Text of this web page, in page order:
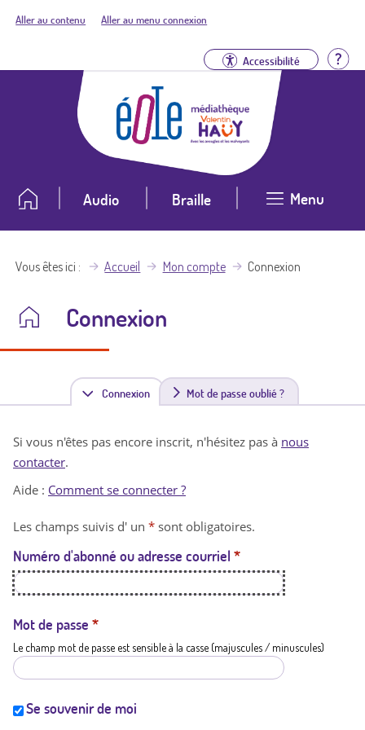
Aller au contenu Aller au menu connexion
Accessibilité
Audio Braille Menu
Vous êtes ici Accueil Mon compte Connexion
Connexion
Connexion(
n
t
a
t
i
Mot de passe oublié ?
Si vous n'êtes pas encore inscrit, n'hésitez pas à nous
contacter.
Aide : Comment se connecter ?
Les champs suivis d' un * sont obligatoires.
Numéro d'abonné ou adresse courriel *
Mot de passe *
Le champ mot de passe est sensible à la casse (majuscules / minuscules)
Se souvenir de moi